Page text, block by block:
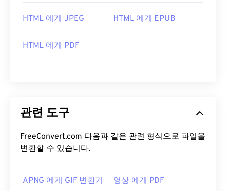
HTML 에게 JPEG HTML 에게 EPUB
HTML 에게 PDF
관련 도구
FreeConvert.com 다음과 같은 관련 형식으로 파일을
변환할 수 있습니다.
APNG 에게 GIF 변환기 영상 에게 PDF